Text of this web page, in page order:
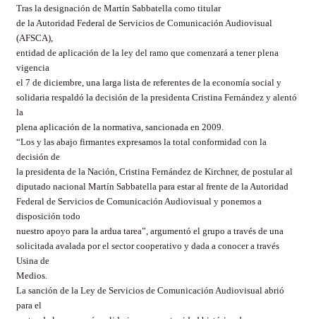
Tras la designación de Martín Sabbatella como titular
de la Autoridad Federal de Servicios de Comunicación Audiovisual
(AFSCA),
entidad de aplicación de la ley del ramo que comenzará a tener plena
vigencia
el 7 de diciembre, una larga lista de referentes de la economía social y
solidaria respaldó la decisión de la presidenta Cristina Fernández y alentó
la
plena aplicación de la normativa, sancionada en 2009.
“Los y las abajo firmantes expresamos la total conformidad con la
decisión de
la presidenta de la Nación, Cristina Fernández de Kirchner, de postular al
diputado nacional Martín Sabbatella para estar al frente de la Autoridad
Federal de Servicios de Comunicación Audiovisual y ponemos a
disposición todo
nuestro apoyo para la ardua tarea”, argumentó el grupo a través de una
solicitada avalada por el sector cooperativo y dada a conocer a través
Usina de
Medios.
La sanción de la Ley de Servicios de Comunicación Audiovisual abrió
para el